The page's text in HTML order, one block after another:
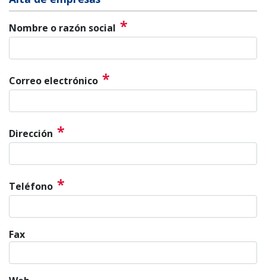
Nombre o razón social *
Correo electrónico *
Dirección *
Teléfono *
Fax